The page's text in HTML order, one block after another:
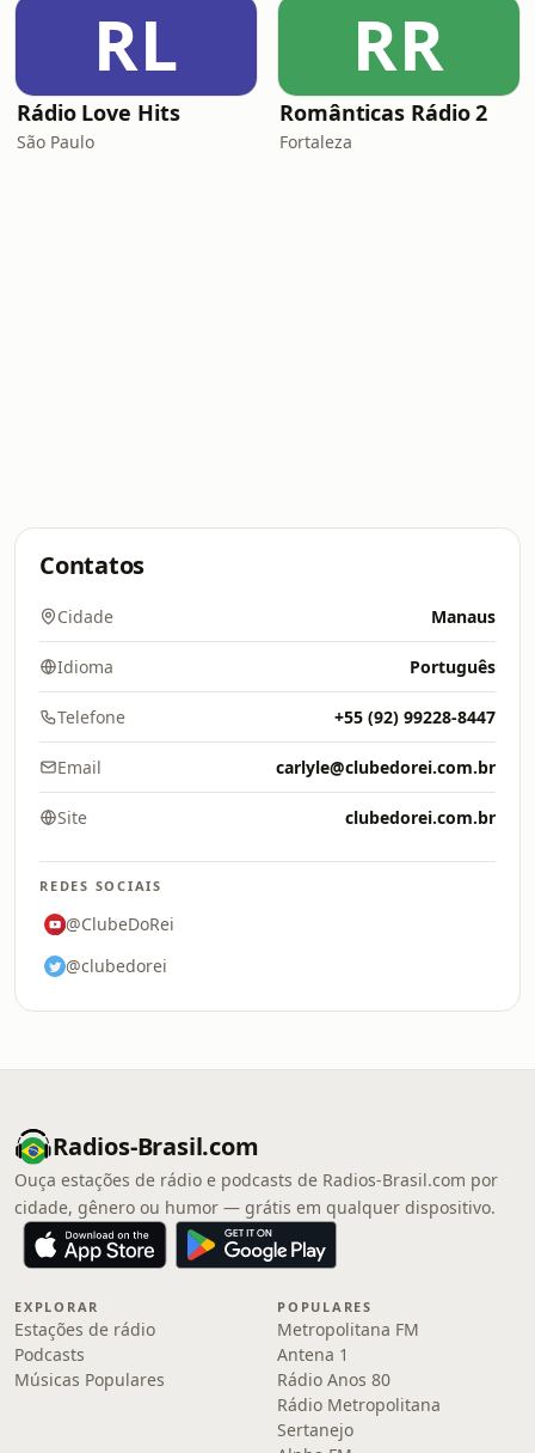
RL
Rádio Love Hits
São Paulo
RR
Românticas Rádio 2
Fortaleza
Contatos
Cidade Manaus
Idioma Português
Telefone +55 (92) 99228-8447
Email carlyle@clubedorei.com.br
Site clubedorei.com.br
REDES SOCIAIS
@ClubeDoRei
@clubedorei
Radios-Brasil.com
Ouça estações de rádio e podcasts de Radios-Brasil.com por
cidade, gênero ou humor — grátis em qualquer dispositivo.
EXPLORAR
Estações de rádio
Podcasts
Músicas Populares
POPULARES
Metropolitana FM
Antena 1
Rádio Anos 80
Rádio Metropolitana
Sertanejo